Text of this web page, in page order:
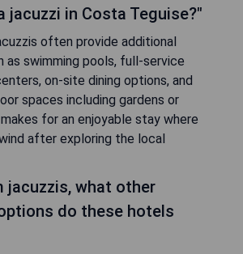
jacuzzi in Costa Teguise?"
often provide additional
as swimming pools, full-service
on-site dining options, and
spaces including gardens or
for an enjoyable stay where
after exploring the local
jacuzzis, what other
do these hotels